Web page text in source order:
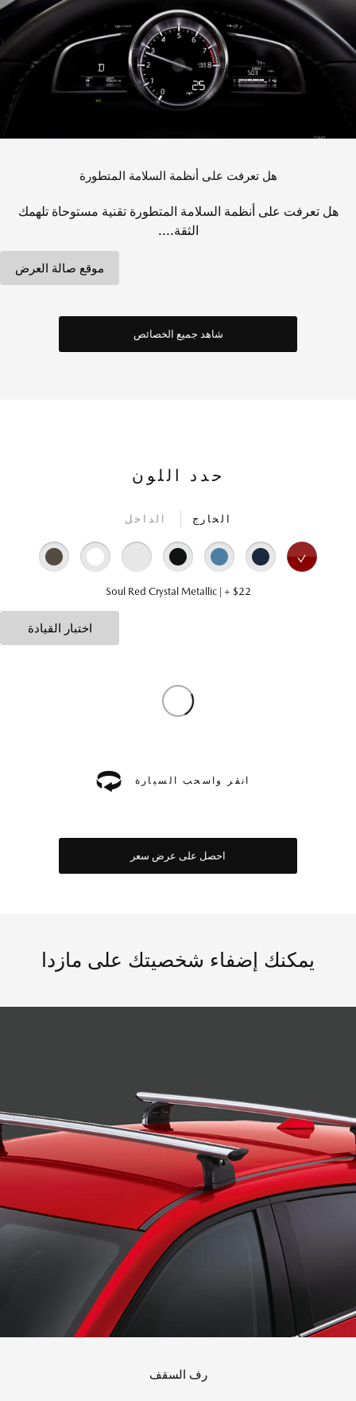
موقع صالة العرض
اختبار القيادة
هل تعرفت على أنظمة السلامة المتطورة
هل تعرفت على أنظمة السلامة المتطورة تقنية مستوحاة تلهمك
الثقة....
شاهد جميع الخصائص
حدد اللون
الخارج الداخل
Soul Red Crystal Metallic | + $22
انقر واسحب السيارة
احصل على عرض سعر
يمكنك إضفاء شخصيتك على مازدا
رف السقف